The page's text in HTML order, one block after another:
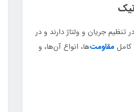
جریان و ولتاژ دارند و در
کامل مقاومت‌ها، انواع آن‌ها، و